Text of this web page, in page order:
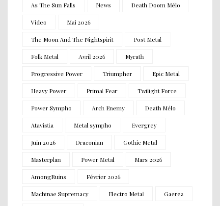
As The Sun Falls News Death Doom Mélo
Video Mai 2026
The Moon And The Nightspirit Post Metal
Folk Metal Avril 2026 Myrath
Progressive Power Triumpher Epic Metal
Heavy Power Primal Fear Twilight Force
Power Sympho Arch Enemy Death Mélo
Atavistia Metal sympho Evergrey
Juin 2026 Draconian Gothic Metal
Masterplan Power Metal Mars 2026
AmongRuins Février 2026
Machinae Supremacy Electro Metal Gaerea